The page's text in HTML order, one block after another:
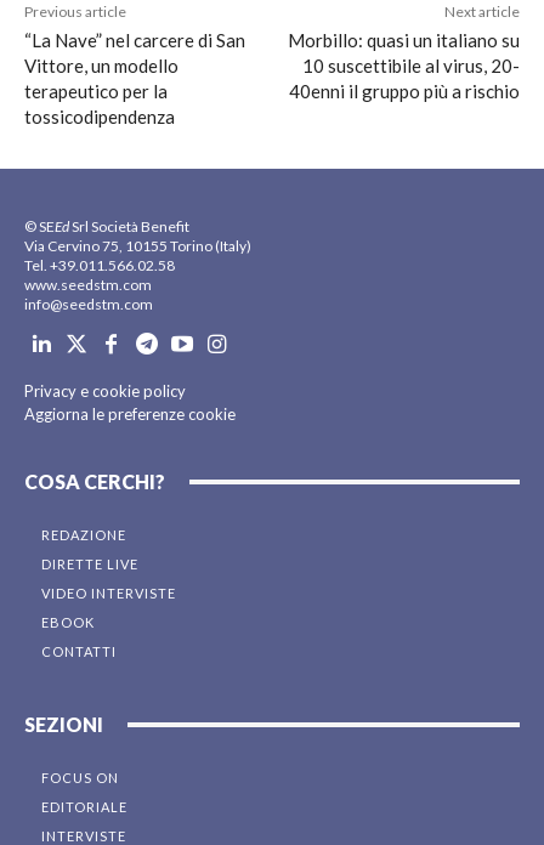
Previous article
“La Nave” nel carcere di San
Vittore, un modello
terapeutico per la
tossicodipendenza
Next article
Morbillo: quasi un italiano su
10 suscettibile al virus, 20-
40enni il gruppo più a rischio
© SEEdSrl Società Benefit
Via Cervino 75, 10155 Torino (Italy)
Tel. +39.011.566.02.58
www.seedstm.com
info@seedstm.com
Privacy e cookie policy
Aggiorna le preferenze cookie
COSA CERCHI?
REDAZIONE
DIRETTE LIVE
VIDEO INTERVISTE
EBOOK
CONTATTI
SEZIONI
FOCUS ON
EDITORIALE
INTERVISTE